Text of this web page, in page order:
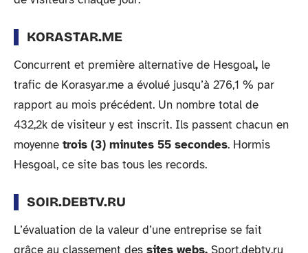
KORASTAR.ME
Concurrent et première alternative de Hesgoal, le
trafic de Korasyar.me a évolué jusqu’à 276,1 % par
rapport au mois précédent. Un nombre total de
432,2k de visiteur y est inscrit. Ils passent chacun en
moyenne trois (3) minutes 55 secondes. Hormis
Hesgoal, ce site bas tous les records.
SOIR.DEBTV.RU
L’évaluation de la valeur d’une entreprise se fait
grâce au classement des sites webs. Sport.debtv.ru